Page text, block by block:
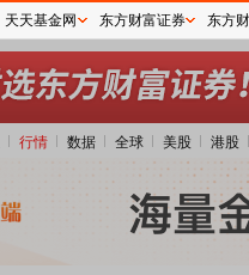
行情 数据 全球 美股 港股
天天基金网 东方财富证券 东方